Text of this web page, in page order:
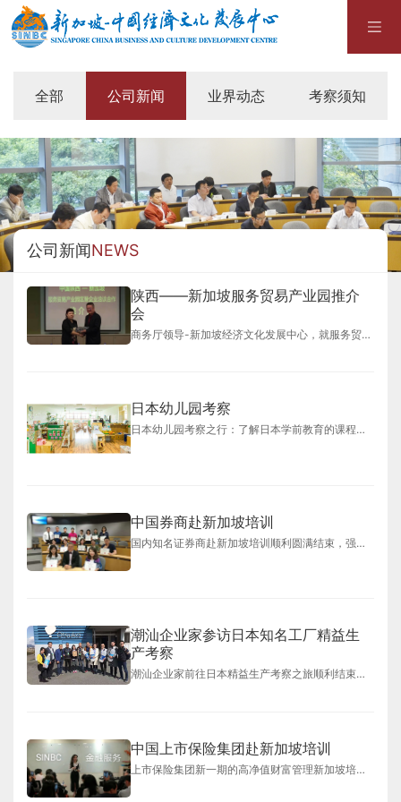
全部 公司新闻 业界动态 考察须知
公司新闻NEWS
陕西——新加坡服务贸易产业园推介
会
商务厅领导-新加坡经济文化发展中心，就服务贸易产业园区企业洽谈会达成合作共识！我们将很荣幸的协助陕西省中小企业布局一带一路国际市场与企业永续经营。
日本幼儿园考察
日本幼儿园考察之行：了解日本学前教育的课程配置，幼儿配餐标准，办学创新理念与幼儿独立性思维培养，中日幼儿教育专家针对幼儿教育差异化, 自我控制与行动进行深入探讨！
中国券商赴新加坡培训
国内知名证券商赴新加坡培训顺利圆满结束，强大的实战型师资讲演，搭配参访新加坡本地最主要三大银行与旗下三间证券公司，证券交易所，新加坡最大规模的物流上市企业（连学员都想买的股是好股），感谢各大金融界朋友的支持以及我们风趣幽默的敬业团队。
潮汕企业家参访日本知名工厂精益生
产考察
潮汕企业家前往日本精益生产考察之旅顺利结束！花王尿不湿工厂、伊藤制果工厂、大塚制药工厂见学！
中国上市保险集团赴新加坡培训
上市保险集团新一期的高净值财富管理新加坡培训班圆满结束，我们的培训与服务也不断在创新和完善，认真倾听每位学员的感受和反馈是我们前进的动力，感谢新加坡金融机构和金融精英们的鼓励和支持，为我们打造了一场金融盛宴。